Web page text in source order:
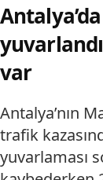
var
Antalya’nın
trafik
yuvarlaması